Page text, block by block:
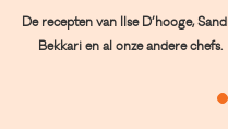
De recepten van Ilse D’hooge,
Bekkari en al onze andere chefs.